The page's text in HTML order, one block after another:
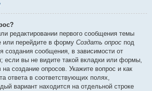
редактировании первого сообщения темы
или перейдите в форму Создать опрос под
создания сообщения, в зависимости от
если вы не видите такой вкладки или формы,
создание опросов. Укажите вопрос и как
ответа в соответствующих полях,
вариант находится на отдельной строке